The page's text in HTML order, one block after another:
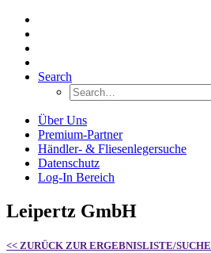
Search
Über Uns
Premium-Partner
Händler- & Fliesenlegersuche
Datenschutz
Log-In Bereich
Leipertz GmbH
<< ZURÜCK ZUR ERGEBNISLISTE/SUCHE